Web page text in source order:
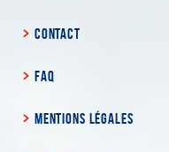
CONTACT
FAQ
MENTIONS LÉGALES